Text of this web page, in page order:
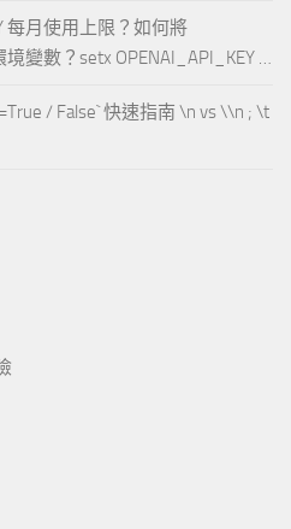
每月使用上限？如何將
境變數？setx OPENAI_API_KEY …
/ False` 快速指南 \n vs \\n ; \t